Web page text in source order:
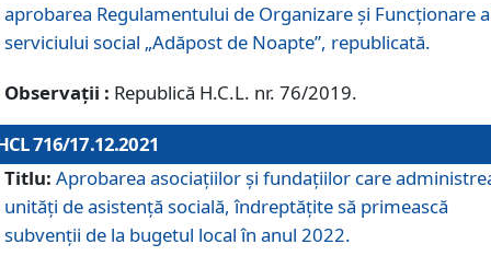
aprobarea Regulamentului de Organizare şi Funcționare
serviciului social „Adăpost de Noapte”, republicată.
Observații : Republică H.C.L. nr. 76/2019.
716/17.12.2021
Titlu: Aprobarea asociaţiilor şi fundaţiilor care
unităţi de asistenţă socială, îndreptăţite să primească
subvenţii de la bugetul local în anul 2022.